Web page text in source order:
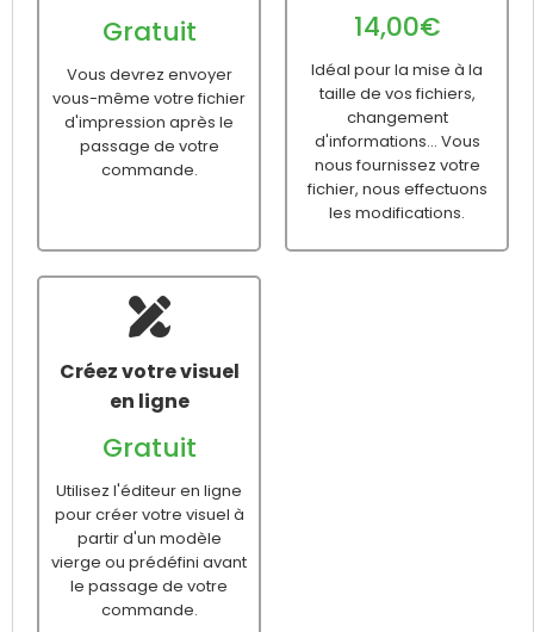
Gratuit
Vous devrez envoyer
vous-même votre fichier
d'impression après le
passage de votre
commande.
14,00€
Idéal pour la mise à la
taille de vos fichiers,
changement
d'informations... Vous
nous fournissez votre
fichier, nous effectuons
les modifications.
Créez votre visuel
en ligne
Gratuit
Utilisez l'éditeur en ligne
pour créer votre visuel à
partir d'un modèle
vierge ou prédéfini avant
le passage de votre
commande.